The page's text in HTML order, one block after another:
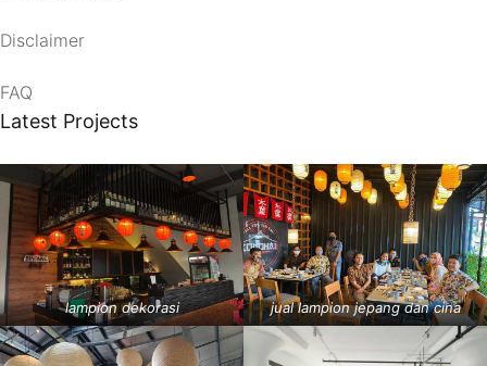
Disclaimer
FAQ
Latest Projects
lampion dekorasi jual lampion jepang dan cina